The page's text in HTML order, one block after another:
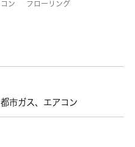
ン フローリング
都市ガス、 エアコン